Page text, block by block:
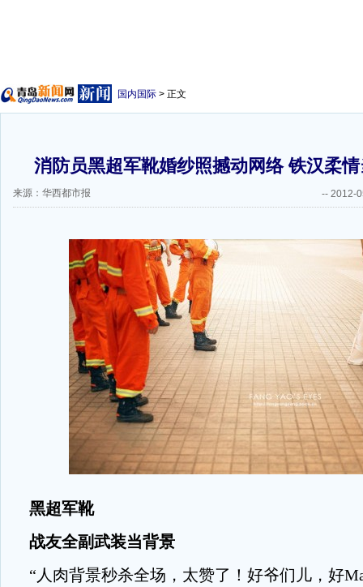
国内国际 > 正文
消防员黑超军靴婚纱照撼动网络 铁汉柔
来源：华西都市报 -- 2012-
黑超军靴
战友全副武装当背景
“人肉背景秒杀全场，太赞了！好爷们儿，好